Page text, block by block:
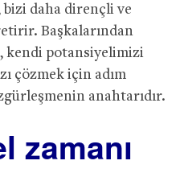
daha dirençli ve
Başkalarından
kendi potansiyelimizi
çözmek için adım
anahtarıdır.
zamanı